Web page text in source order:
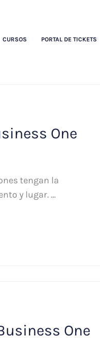
CURSOS PORTAL DE TICKETS
One
tengan la
y lugar. …
One